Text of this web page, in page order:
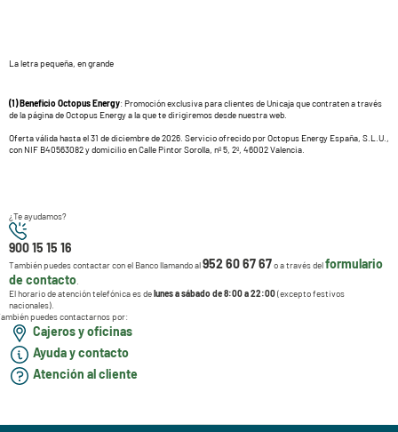
La letra pequeña, en grande
(1) Beneficio Octopus Energy: Promoción exclusiva para clientes de Unicaja que contraten a través
de la página de Octopus Energy a la que te dirigiremos desde nuestra web.
Oferta válida hasta el 31 de diciembre de 2026. Servicio ofrecido por Octopus Energy España, S.L.U.,
con NIF B40563082 y domicilio en Calle Pintor Sorolla, nº 5, 2º, 46002 Valencia.
¿Te ayudamos?
900 15 15 16
También puedes contactar con el Banco llamando al952 60 67 67o a través delformulario
de contacto
El horario de atención telefónica es delunes a sábado de 8:00 a 22:00(excepto festivos
nacionales).
puedes contactarnos por:
Cajeros y oficinas
Ayuda y contacto
Atención al cliente